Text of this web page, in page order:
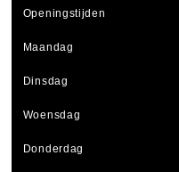
Openingstijden
Maandag
Dinsdag
Woensdag
Donderdag